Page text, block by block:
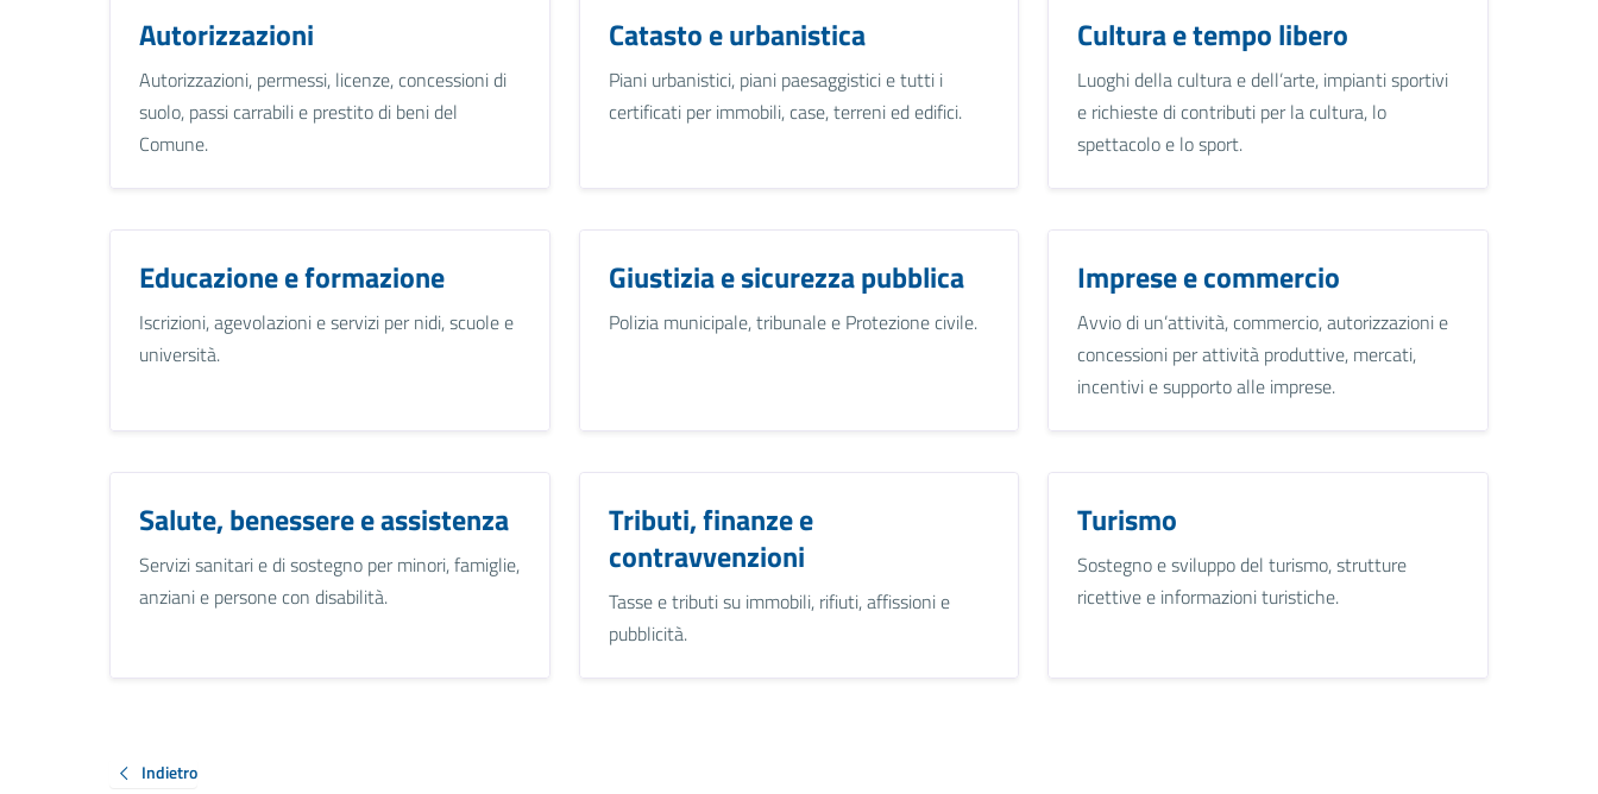
Autorizzazioni
Autorizzazioni, permessi, licenze, concessioni di
suolo, passi carrabili e prestito di beni del
Comune.
Catasto e urbanistica
Piani urbanistici, piani paesaggistici e tutti i
certificati per immobili, case, terreni ed edifici.
Cultura e tempo libero
Luoghi della cultura e dell’arte, impianti sportivi
e richieste di contributi per la cultura, lo
spettacolo e lo sport.
Educazione e formazione
Iscrizioni, agevolazioni e servizi per nidi, scuole e
università.
Giustizia e sicurezza pubblica
Polizia municipale, tribunale e Protezione civile.
Imprese e commercio
Avvio di un’attività, commercio, autorizzazioni e
concessioni per attività produttive, mercati,
incentivi e supporto alle imprese.
Salute, benessere e assistenza
Servizi sanitari e di sostegno per minori, famiglie,
anziani e persone con disabilità.
Tributi, finanze e
contravvenzioni
Tasse e tributi su immobili, rifiuti, affissioni e
pubblicità.
Turismo
Sostegno e sviluppo del turismo, strutture
ricettive e informazioni turistiche.
Indietro